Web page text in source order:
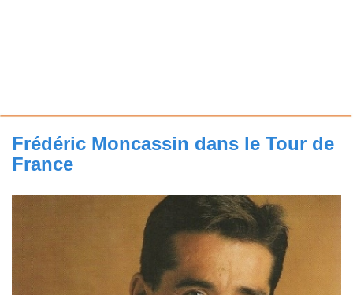
Frédéric Moncassin dans le Tour de
France